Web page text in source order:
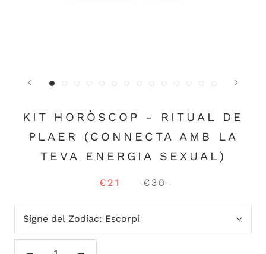
KIT HORÒSCOP - RITUAL DE
PLAER (CONNECTA AMB LA
TEVA ENERGIA SEXUAL)
€21 €30
Signe del Zodíac: Escorpí